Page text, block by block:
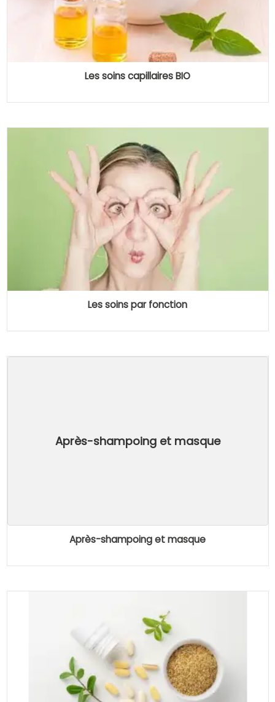
Les soins capillaires BIO
Les soins par fonction
Après-shampoing et masque
Après-shampoing et masque